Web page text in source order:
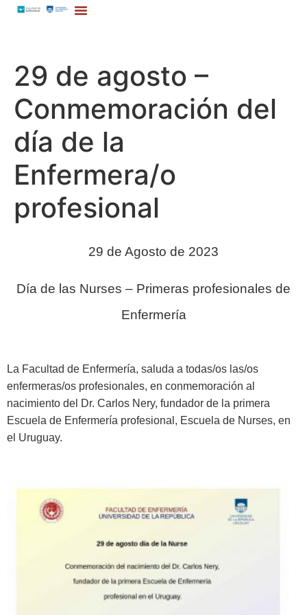
29 de agosto –
Conmemoración del
día de la
Enfermera/o
profesional
29 de Agosto de 2023
Día de las Nurses – Primeras profesionales de
Enfermería
La Facultad de Enfermería, saluda a todas/os las/os
enfermeras/os profesionales, en conmemoración al
nacimiento del Dr. Carlos Nery, fundador de la primera
Escuela de Enfermería profesional, Escuela de Nurses, en
el Uruguay.